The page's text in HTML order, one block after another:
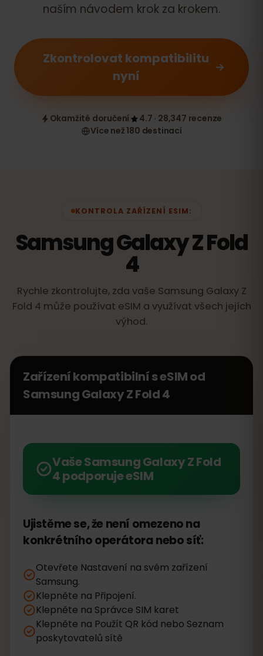
naším návodem krok za krokem.
Zkontrolovat kompatibilitu
nyní
Okamžité doručení
4.7 · 28,347 recenze
Více než 180 destinací
KONTROLA ZAŘÍZENÍ ESIM:
Samsung Galaxy Z Fold
4
Rychle zkontrolujte, zda vaše Samsung Galaxy Z
Fold 4 může používat eSIM a využívat všech jejích
výhod.
Zařízení kompatibilní s eSIM od
Samsung Galaxy Z Fold 4
Vaše Samsung Galaxy Z Fold
4 podporuje eSIM
Ujistěme se, že není omezeno na
konkrétního operátora nebo síť:
Otevřete Nastavení na svém zařízení
Samsung.
Klepněte na Připojení.
Klepněte na Správce SIM karet
Klepněte na Použít QR kód nebo Seznam
poskytovatelů sítě